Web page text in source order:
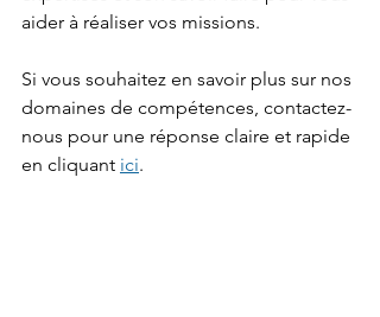
aider à réaliser vos missions.
Si vous souhaitez en savoir plus sur nos
domaines de compétences, contactez-
nous pour une réponse claire et rapide
en cliquant ici.